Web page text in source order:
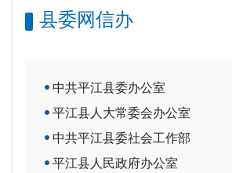
县委网信办
中共平江县委办公室
平江县人大常委会办公室
中共平江县委社会工作部
平江县人民政府办公室